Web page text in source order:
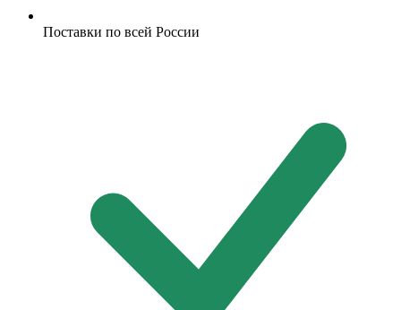
Поставки по всей России